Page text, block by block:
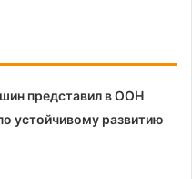
представил в ООН
устойчивому развитию